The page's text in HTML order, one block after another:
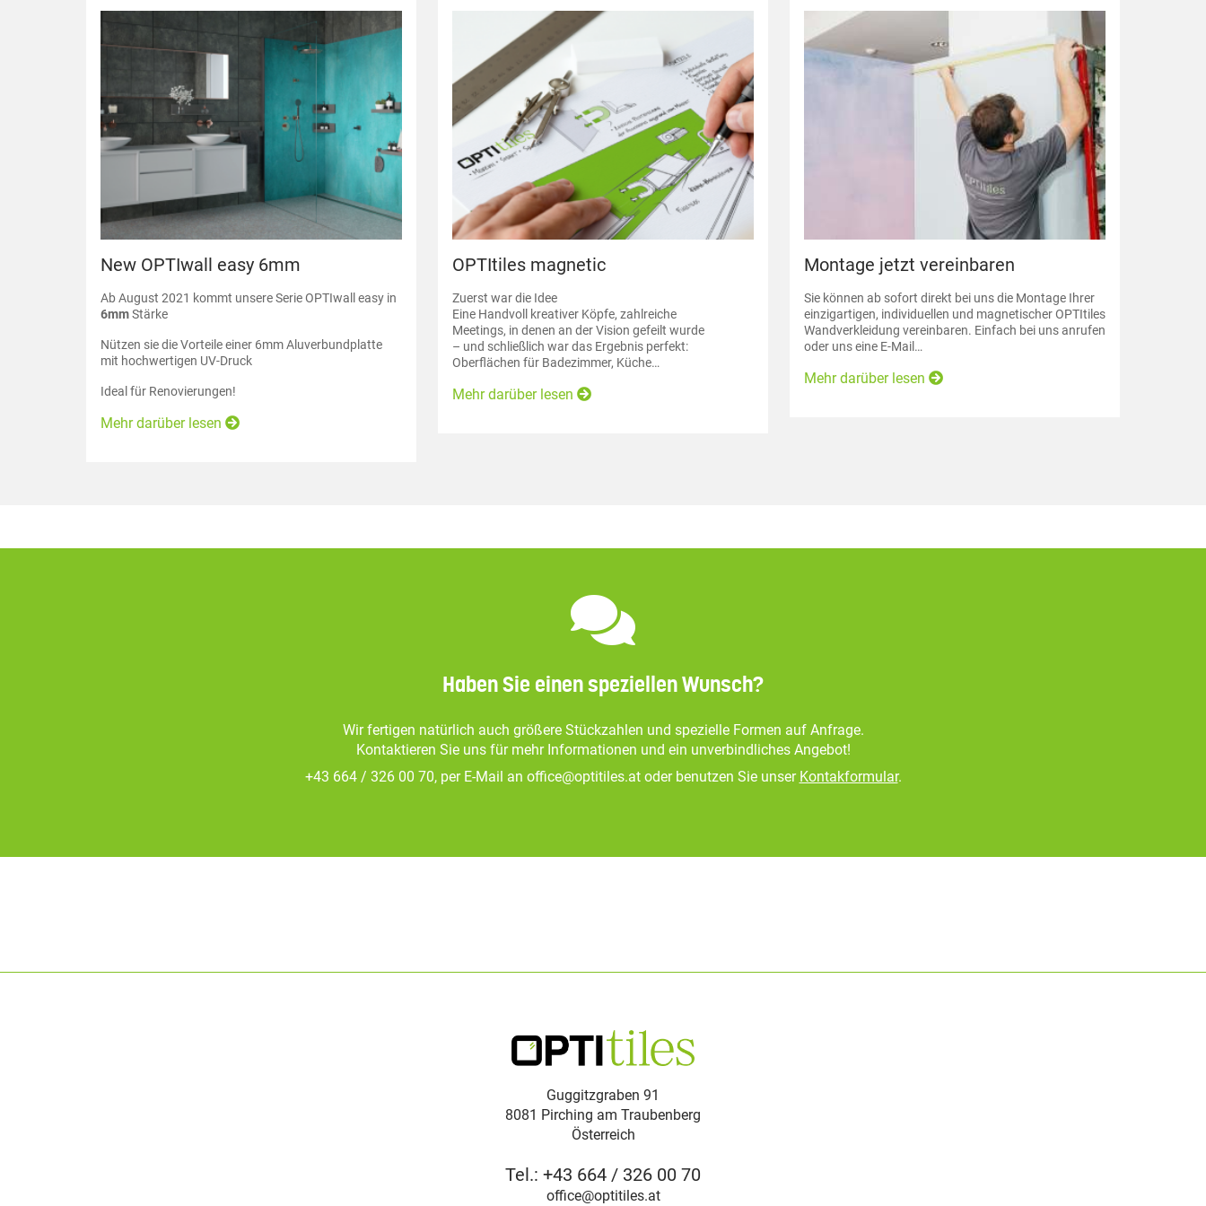
New OPTIwall easy 6mm
Ab August 2021 kommt unsere Serie OPTIwall easy in
6mmStärke
Nützen sie die Vorteile einer 6mm Aluverbundplatte
mit hochwertigen UV-Druck
Ideal für Renovierungen!
Mehr darüber lesen
OPTItiles magnetic
Zuerst war die Idee
Eine Handvoll kreativer Köpfe, zahlreiche
Meetings, in denen an der Vision gefeilt wurde
– und schließlich war das Ergebnis perfekt:
Oberflächen für Badezimmer, Küche…
Mehr darüber lesen
Montage jetzt vereinbaren
Sie können ab sofort direkt bei uns die Montage Ihrer
einzigartigen, individuellen und magnetischer OPTItiles
Wandverkleidung vereinbaren. Einfach bei uns anrufen
oder uns eine E-Mail…
Mehr darüber lesen
Haben Sie einen speziellen Wunsch?
Wir fertigen natürlich auch größere Stückzahlen und spezielle Formen auf Anfrage.
Kontaktieren Sie uns für mehr Informationen und ein unverbindliches Angebot!
+43 664 / 326 00 70, per E-Mail an office@optitiles.at oder benutzen Sie unser Kontakformular.
Guggitzgraben 91
8081 Pirching am Traubenberg
Österreich
Tel.: +43 664 / 326 00 70
ta.selititpo@eciffo